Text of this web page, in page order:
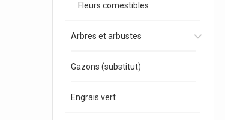
Fleurs comestibles
Arbres et arbustes
Gazons (substitut)
Engrais vert